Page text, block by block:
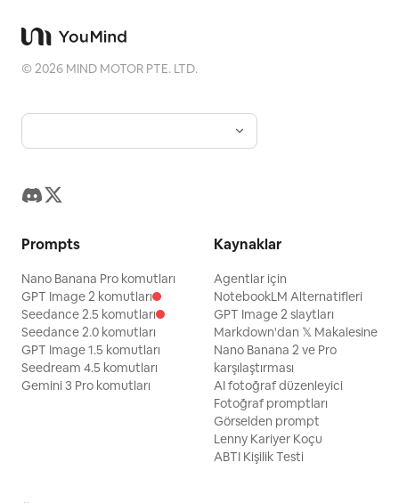
©2026 MIND MOTOR PTE. LTD.
Prompts
Nano Banana Pro komutları
GPT Image 2 komutları
Seedance 2.5 komutları
Seedance 2.0 komutları
GPT Image 1.5 komutları
Seedream 4.5 komutları
Gemini 3 Pro komutları
Kaynaklar
Agentlar için
NotebookLM Alternatifleri
GPT Image 2 slaytları
Markdown'dan 𝕏 Makalesine
Nano Banana 2 ve Pro
karşılaştırması
AI fotoğraf düzenleyici
Fotoğraf promptları
Görselden prompt
Lenny Kariyer Koçu
ABTI Kişilik Testi